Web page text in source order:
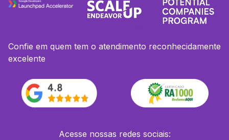
Confie em quem tem o atendimento reconhecidamente
excelente
Acesse nossas redes sociais: